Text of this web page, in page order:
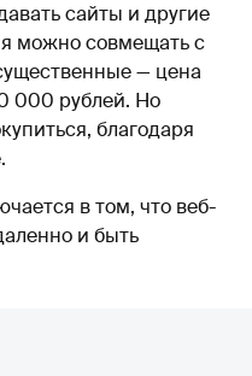
сайты и другие
можно совмещать с
— цена
000 рублей. Но
благодаря
в том, что веб-
и быть